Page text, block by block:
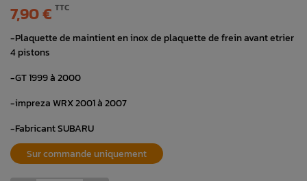
7,90 € TTC
-Plaquette de maintient en inox de plaquette de frein avant etrier
4 pistons
-GT 1999 à 2000
-impreza WRX 2001 à 2007
-Fabricant SUBARU
Sur commande uniquement